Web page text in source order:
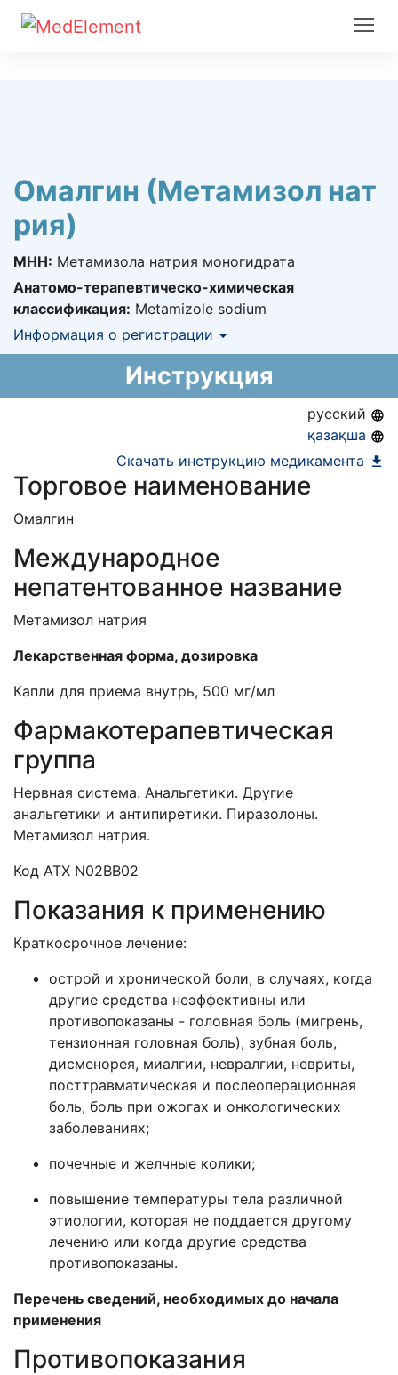
Омалгин (Метамизол нат
рия)
МНН: Метамизола натрия моногидрата
Анатомо-терапевтическо-химическая
классификация: Metamizole sodium
Информация о регистрации
Информация о регистрации в РК:19.11.2021 -
Информация о регистрации в РБ:19.10.2022 -
19.10.2027
Инструкция
русский
қазақша
Скачать инструкцию медикамента
Торговое наименование
Омалгин
Международное
непатентованное название
Метамизол натрия
Лекарственная форма, дозировка
Капли для приема внутрь, 500 мг/мл
Фармакотерапевтическая
группа
Нервная система. Анальгетики. Другие
анальгетики и антипиретики. Пиразолоны.
Метамизол натрия.
Код АТХ N02BB02
Показания к применению
Краткосрочное лечение:
острой и хронической боли, в случаях, когда
другие средства неэффективны или
противопоказаны - головная боль (мигрень,
тензионная головная боль), зубная боль,
дисменорея, миалгии, невралгии, невриты,
посттравматическая и послеоперационная
боль, боль при ожогах и онкологических
заболеваниях;
почечные и желчные колики;
повышение температуры тела различной
этиологии, которая не поддается другому
лечению или когда другие средства
противопоказаны.
Перечень сведений, необходимых до начала
применения
Противопоказания